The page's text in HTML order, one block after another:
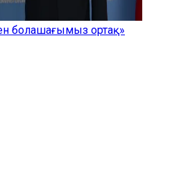
болашағымыз ортақ»